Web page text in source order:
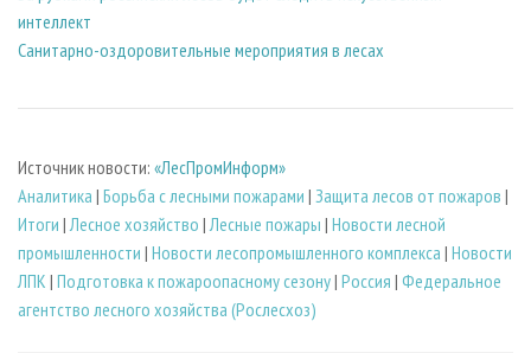
интеллект
Санитарно-оздоровительные мероприятия в лесах
Источник новости: «ЛесПромИнформ»
Аналитика | Борьба с лесными пожарами | Защита лесов от пожаров |
Итоги | Лесное хозяйство | Лесные пожары | Новости лесной
промышленности | Новости лесопромышленного комплекса | Новости
ЛПК | Подготовка к пожароопасному сезону| Россия | Федеральное
агентство лесного хозяйства (Рослесхоз)